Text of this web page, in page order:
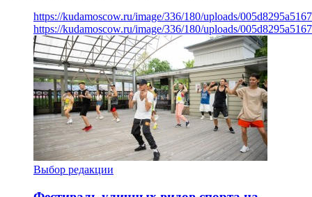
https://kudamoscow.ru/image/336/180/uploads/
https://kudamoscow.ru/image/336/180/uploads/
Выбор редакции